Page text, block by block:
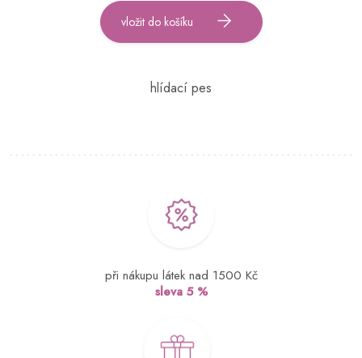
vložit do košíku
při nákupu látek nad 1500 Kč
sleva 5 %